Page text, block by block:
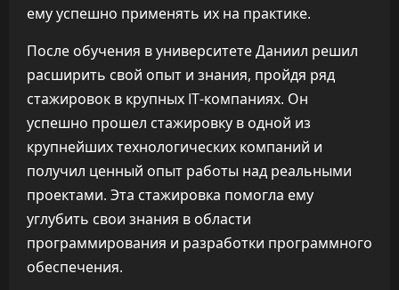
ему успешно применять их на практике.
После обучения в университете Даниил решил
расширить свой опыт и знания, пройдя ряд
стажировок в крупных IT-компаниях. Он
успешно прошел стажировку в одной из
крупнейших технологических компаний и
получил ценный опыт работы над реальными
проектами. Эта стажировка помогла ему
углубить свои знания в области
программирования и разработки программного
обеспечения.